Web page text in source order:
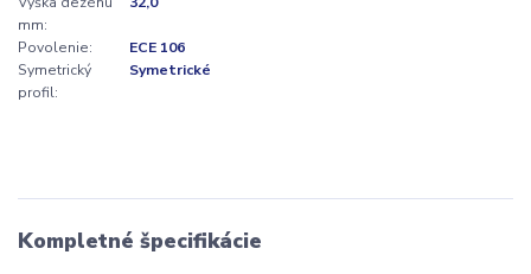
mm:
Povolenie:
ECE 106
Symetrický
profil:
Symetrické
Kompletné špecifikácie